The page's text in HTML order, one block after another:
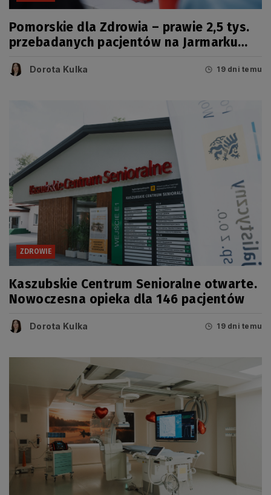
Pomorskie dla Zdrowia – prawie 2,5 tys.
przebadanych pacjentów na Jarmarku
Dorota Kulka 19 dni temu
ZDROWIE
Kaszubskie Centrum Senioralne otwarte.
Nowoczesna opieka dla 146 pacjentów
Dorota Kulka 19 dni temu